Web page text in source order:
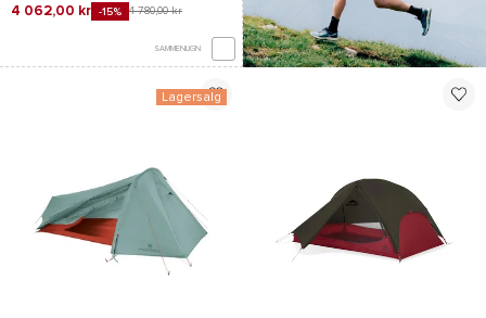
4 062,00 kr -15% 4 780,00 kr
SAMMENLIGN
Lagersalg